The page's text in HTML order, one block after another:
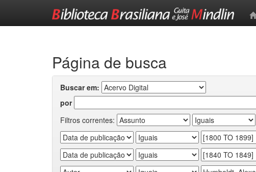
Página de busca
Buscar em:
por
Filtros correntes: